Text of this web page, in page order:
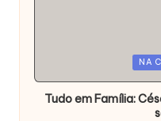
NA
Tudo em Família: